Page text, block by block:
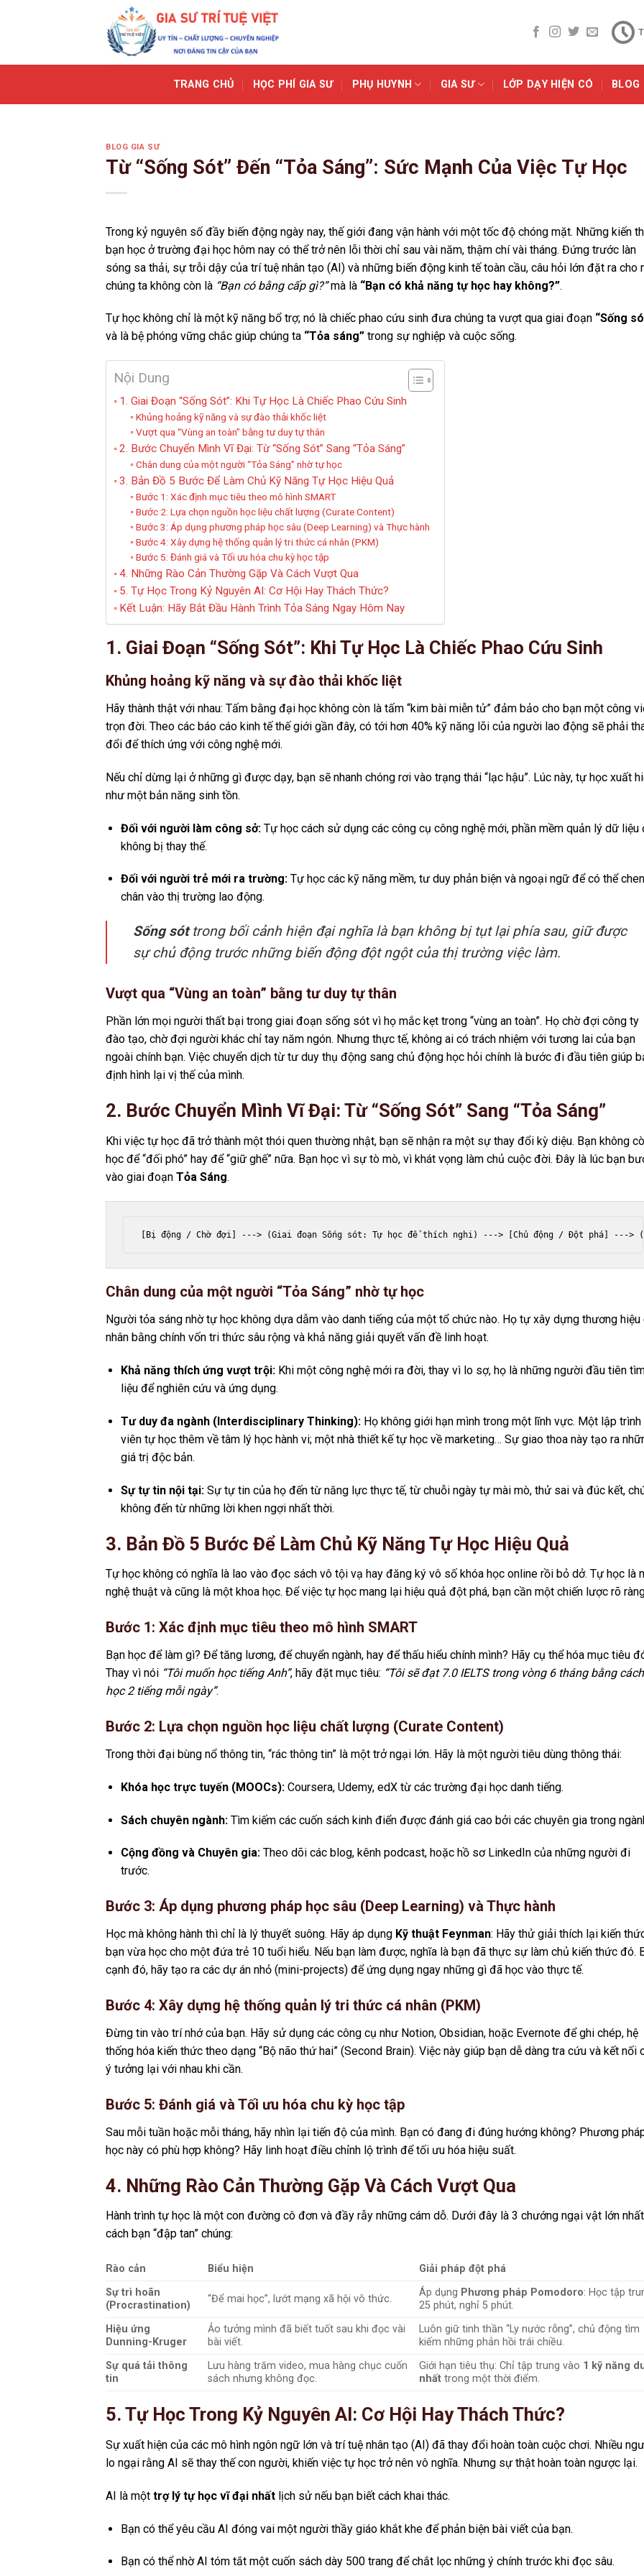
TRANG CHỦ HỌC PHÍ GIA SƯ PHỤ HUYNH GIA SƯ LỚP DẠY HIỆN CÓ BLOG
BLOG GIA SƯ
Từ “Sống Sót” Đến “Tỏa Sáng”: Sức Mạnh Của Việc Tự Học
Trong kỷ nguyên số đầy biến động ngày nay, thế giới đang vận hành với một tốc độ chóng mặt. Những kiến
bạn học ở trường đại học hôm nay có thể trở nên lỗi thời chỉ sau vài năm, thậm chí vài tháng. Đứng trước làn
sóng sa thải, sự trỗi dậy của trí tuệ nhân tạo (AI) và những biến động kinh tế toàn cầu, câu hỏi lớn đặt ra cho
chúng ta không còn là “Bạn có bằng cấp gì?”mà là “Bạn có khả năng tự học hay không?”.
Tự học không chỉ là một kỹ năng bổ trợ; nó là chiếc phao cứu sinh đưa chúng ta vượt qua giai đoạn “Sống
và là bệ phóng vững chắc giúp chúng ta “Tỏa sáng” trong sự nghiệp và cuộc sống.
Nội Dung
1. Giai Đoạn “Sống Sót”: Khi Tự Học Là Chiếc Phao Cứu Sinh
Khủng hoảng kỹ năng và sự đào thải khốc liệt
Vượt qua “Vùng an toàn” bằng tư duy tự thân
2. Bước Chuyển Mình Vĩ Đại: Từ “Sống Sót” Sang “Tỏa Sáng”
Chân dung của một người “Tỏa Sáng” nhờ tự học
3. Bản Đồ 5 Bước Để Làm Chủ Kỹ Năng Tự Học Hiệu Quả
Bước 1: Xác định mục tiêu theo mô hình SMART
Bước 2: Lựa chọn nguồn học liệu chất lượng (Curate Content)
Bước 3: Áp dụng phương pháp học sâu (Deep Learning) và Thực hành
Bước 4: Xây dựng hệ thống quản lý tri thức cá nhân (PKM)
Bước 5: Đánh giá và Tối ưu hóa chu kỳ học tập
4. Những Rào Cản Thường Gặp Và Cách Vượt Qua
5. Tự Học Trong Kỷ Nguyên AI: Cơ Hội Hay Thách Thức?
Kết Luận: Hãy Bắt Đầu Hành Trình Tỏa Sáng Ngay Hôm Nay
1. Giai Đoạn “Sống Sót”: Khi Tự Học Là Chiếc Phao Cứu Sinh
Khủng hoảng kỹ năng và sự đào thải khốc liệt
Hãy thành thật với nhau: Tấm bằng đại học không còn là tấm “kim bài miễn tử” đảm bảo cho bạn một công
trọn đời. Theo các báo cáo kinh tế thế giới gần đây, có tới hơn 40% kỹ năng lõi của người lao động sẽ phải
đổi để thích ứng với công nghệ mới.
Nếu chỉ dừng lại ở những gì được dạy, bạn sẽ nhanh chóng rơi vào trạng thái “lạc hậu”. Lúc này, tự học xuất
như một bản năng sinh tồn.
Đối với người làm công sở:Tự học cách sử dụng các công cụ công nghệ mới, phần mềm quản lý dữ liệu
không bị thay thế.
Đối với người trẻ mới ra trường:Tự học các kỹ năng mềm, tư duy phản biện và ngoại ngữ để có thể chen
chân vào thị trường lao động.
Sống sóttrong bối cảnh hiện đại nghĩa là bạn không bị tụt lại phía sau, giữ được
sự chủ động trước những biến động đột ngột của thị trường việc làm.
Vượt qua “Vùng an toàn” bằng tư duy tự thân
Phần lớn mọi người thất bại trong giai đoạn sống sót vì họ mắc kẹt trong “vùng an toàn”. Họ chờ đợi công ty
đào tạo, chờ đợi người khác chỉ tay năm ngón. Nhưng thực tế, không ai có trách nhiệm với tương lai của bạn
ngoài chính bạn. Việc chuyển dịch từ tư duy thụ động sang chủ động học hỏi chính là bước đi đầu tiên giúp
định hình lại vị thế của mình.
2. Bước Chuyển Mình Vĩ Đại: Từ “Sống Sót” Sang “Tỏa Sáng”
Khi việc tự học đã trở thành một thói quen thường nhật, bạn sẽ nhận ra một sự thay đổi kỳ diệu. Bạn không
học để “đối phó” hay để “giữ ghế” nữa. Bạn học vì sự tò mò, vì khát vọng làm chủ cuộc đời. Đây là lúc bạn
vào giai đoạn Tỏa Sáng.
Chân dung của một người “Tỏa Sáng” nhờ tự học
Người tỏa sáng nhờ tự học không dựa dẫm vào danh tiếng của một tổ chức nào. Họ tự xây dựng thương hiệu
nhân bằng chính vốn tri thức sâu rộng và khả năng giải quyết vấn đề linh hoạt.
Khả năng thích ứng vượt trội:Khi một công nghệ mới ra đời, thay vì lo sợ, họ là những người đầu tiên
liệu để nghiên cứu và ứng dụng.
Tư duy đa ngành (Interdisciplinary Thinking):Họ không giới hạn mình trong một lĩnh vực. Một lập trình
viên tự học thêm về tâm lý học hành vi; một nhà thiết kế tự học về marketing… Sự giao thoa này tạo ra
giá trị độc bản.
Sự tự tin nội tại:Sự tự tin của họ đến từ năng lực thực tế, từ chuỗi ngày tự mài mò, thử sai và đúc kết,
không đến từ những lời khen ngợi nhất thời.
3. Bản Đồ 5 Bước Để Làm Chủ Kỹ Năng Tự Học Hiệu Quả
Tự học không có nghĩa là lao vào đọc sách vô tội vạ hay đăng ký vô số khóa học online rồi bỏ dở. Tự học là
nghệ thuật và cũng là một khoa học. Để việc tự học mang lại hiệu quả đột phá, bạn cần một chiến lược rõ
Bước 1: Xác định mục tiêu theo mô hình SMART
Bạn học để làm gì? Để tăng lương, để chuyển ngành, hay để thấu hiểu chính mình? Hãy cụ thể hóa mục tiêu
Thay vì nói “Tôi muốn học tiếng Anh”, hãy đặt mục tiêu: “Tôi sẽ đạt 7.0 IELTS trong vòng 6 tháng bằng
học 2 tiếng mỗi ngày”.
Bước 2: Lựa chọn nguồn học liệu chất lượng (Curate Content)
Trong thời đại bùng nổ thông tin, “rác thông tin” là một trở ngại lớn. Hãy là một người tiêu dùng thông thái:
Khóa học trực tuyến (MOOCs):Coursera, Udemy, edX từ các trường đại học danh tiếng.
Sách chuyên ngành:Tìm kiếm các cuốn sách kinh điển được đánh giá cao bởi các chuyên gia trong
Cộng đồng và Chuyên gia:Theo dõi các blog, kênh podcast, hoặc hồ sơ LinkedIn của những người đi
trước.
Bước 3: Áp dụng phương pháp học sâu (Deep Learning) và Thực hành
Học mà không hành thì chỉ là lý thuyết suông. Hãy áp dụng Kỹ thuật Feynman: Hãy thử giải thích lại kiến
bạn vừa học cho một đứa trẻ 10 tuổi hiểu. Nếu bạn làm được, nghĩa là bạn đã thực sự làm chủ kiến thức đó.
cạnh đó, hãy tạo ra các dự án nhỏ (mini-projects) để ứng dụng ngay những gì đã học vào thực tế.
Bước 4: Xây dựng hệ thống quản lý tri thức cá nhân (PKM)
Đừng tin vào trí nhớ của bạn. Hãy sử dụng các công cụ như Notion, Obsidian, hoặc Evernote để ghi chép, hệ
thống hóa kiến thức theo dạng “Bộ não thứ hai” (Second Brain). Việc này giúp bạn dễ dàng tra cứu và kết nối
ý tưởng lại với nhau khi cần.
Bước 5: Đánh giá và Tối ưu hóa chu kỳ học tập
Sau mỗi tuần hoặc mỗi tháng, hãy nhìn lại tiến độ của mình. Bạn có đang đi đúng hướng không? Phương
học này có phù hợp không? Hãy linh hoạt điều chỉnh lộ trình để tối ưu hóa hiệu suất.
4. Những Rào Cản Thường Gặp Và Cách Vượt Qua
Hành trình tự học là một con đường cô đơn và đầy rẫy những cám dỗ. Dưới đây là 3 chướng ngại vật lớn
cách bạn “đập tan” chúng:
Rào cản Biểu hiện
Giải pháp đột phá
Sự trì hoãn
(Procrastination)
“Để mai học”, lướt mạng xã hội vô thức.
Áp dụng Phương pháp Pomodoro: Học tập
25 phút, nghỉ 5 phút.
Hiệu ứng
Dunning-Kruger
Ảo tưởng mình đã biết tuốt sau khi đọc vài
bài viết.
Luôn giữ tinh thần “Ly nước rỗng”, chủ động tìm
kiếm những phản hồi trái chiều.
Sự quá tải thông
tin
Lưu hàng trăm video, mua hàng chục cuốn
sách nhưng không đọc.
Giới hạn tiêu thụ: Chỉ tập trung vào 1 kỹ năng
nhất trong một thời điểm.
5. Tự Học Trong Kỷ Nguyên AI: Cơ Hội Hay Thách Thức?
Sự xuất hiện của các mô hình ngôn ngữ lớn và trí tuệ nhân tạo (AI) đã thay đổi hoàn toàn cuộc chơi. Nhiều
lo ngại rằng AI sẽ thay thế con người, khiến việc tự học trở nên vô nghĩa. Nhưng sự thật hoàn toàn ngược lại.
AI là một trợ lý tự học vĩ đại nhất lịch sử nếu bạn biết cách khai thác.
Bạn có thể yêu cầu AI đóng vai một người thầy giáo khắt khe để phản biện bài viết của bạn.
Bạn có thể nhờ AI tóm tắt một cuốn sách dày 500 trang để chắt lọc những ý chính trước khi đọc sâu.